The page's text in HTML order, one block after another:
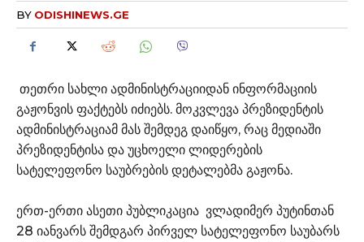
BY ODISHINEWS.GE
თეთრი სახლი ადმინისტრაციიდან ინფორმაციის
გაჟონვის ფაქტებს იძიებს. მოკვლევა პრეზიდენტის
ადმინისტრაციამ მას შემდეგ დაიწყო, რაც მედიაში
პრეზიდენტისა და უცხოელი ლიდერების
სატელეფონო საუბრების დეტალებმა გაჟონა.
ერთ-ერთი ასეთი პუბლიკაცია ვლადიმერ პუტინთან
28 იანვარს შემდგარ პირველ სატელეფონო საუბარს